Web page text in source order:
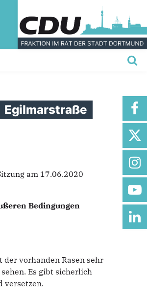
Egilmarstraße
am 17.06.2020
Bedingungen
der vorhanden Rasen sehr
Es gibt sicherlich
versetzen.